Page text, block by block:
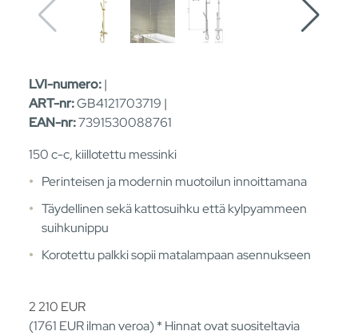
LVI-numero:|
ART-nr:GB4121703719 |
EAN-nr:7391530088761
150 c-c, kiillotettu messinki
Perinteisen ja modernin muotoilun innoittamana
Täydellinen sekä kattosuihku että kylpyammeen
suihkunippu
Korotettu palkki sopii matalampaan asennukseen
2 210 EUR
(1761 EURilman veroa) * Hinnat ovat suositeltavia